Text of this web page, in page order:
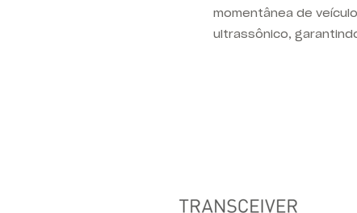
momentânea de
ultrassônico,